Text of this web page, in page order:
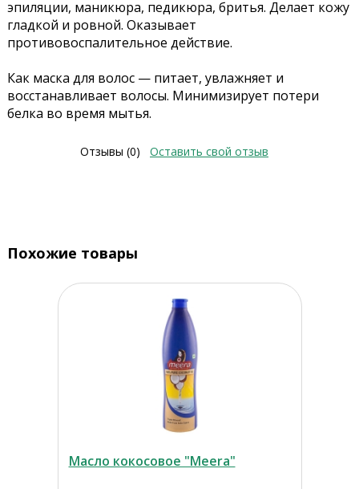
эпиляции, маникюра, педикюра, бритья. Делает кожу
гладкой и ровной. Оказывает
противовоспалительное действие.
Как маска для волос — питает, увлажняет и
восстанавливает волосы. Минимизирует потери
белка во время мытья.
Отзывы (0) Оставить свой отзыв
Похожие товары
Масло кокосовое "Meera"